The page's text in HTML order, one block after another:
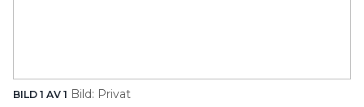
BILD 1 AV 1 Bild: Privat